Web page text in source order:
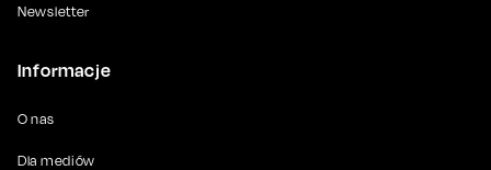
Newsletter
Informacje
O nas
Dla mediów